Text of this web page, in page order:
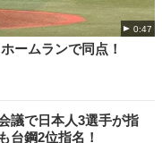
0:47
ームランで同点！
議で日本人3選手が指
台鋼2位指名！